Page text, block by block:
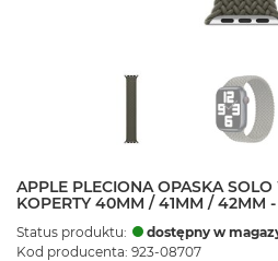
APPLE PLECIONA OPASKA
KOPERTY 40MM / 41MM / 42MM
Status produktu:
dostępny w
Kod producenta: 923-08707